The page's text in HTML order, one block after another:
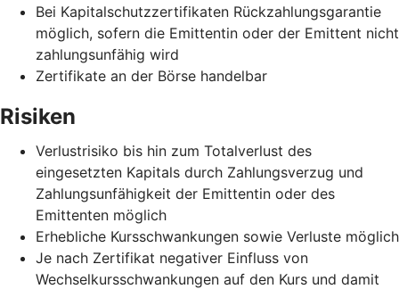
Bei Kapitalschutzzertifikaten Rückzahlungsgarantie
möglich, sofern die Emittentin oder der Emittent nicht
zahlungsunfähig wird
Zertifikate an der Börse handelbar
Risiken
Verlustrisiko bis hin zum Totalverlust des
eingesetzten Kapitals durch Zahlungsverzug und
Zahlungsunfähigkeit der Emittentin oder des
Emittenten möglich
Erhebliche Kursschwankungen sowie Verluste möglich
Je nach Zertifikat negativer Einfluss von
Wechselkursschwankungen auf den Kurs und damit